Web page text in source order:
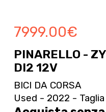
7999.00€
PINARELLO -
DI2 12V
BICI DA CORSA
Used - 2022 -